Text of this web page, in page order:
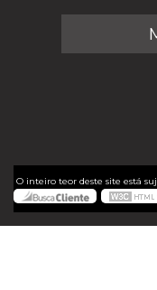
O inteiro teor deste site está